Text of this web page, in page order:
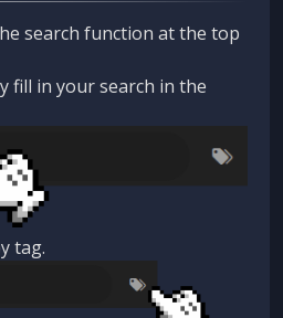
search function at the top
fill in your search in the
tag.